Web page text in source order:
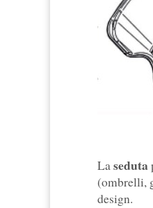
Laseduta
(ombrelli,
design.